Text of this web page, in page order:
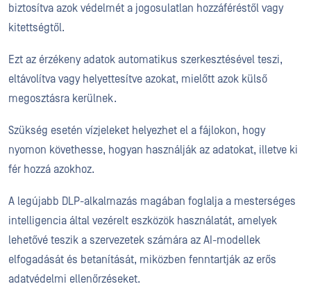
biztosítva azok védelmét a jogosulatlan hozzáféréstől vagy
kitettségtől.
Ezt az érzékeny adatok automatikus szerkesztésével teszi,
eltávolítva vagy helyettesítve azokat, mielőtt azok külső
megosztásra kerülnek.
Szükség esetén vízjeleket helyezhet el a fájlokon, hogy
nyomon követhesse, hogyan használják az adatokat, illetve ki
fér hozzá azokhoz.
A legújabb DLP-alkalmazás magában foglalja a mesterséges
intelligencia által vezérelt eszközök használatát, amelyek
lehetővé teszik a szervezetek számára az AI-modellek
elfogadását és betanítását, miközben fenntartják az erős
adatvédelmi ellenőrzéseket.